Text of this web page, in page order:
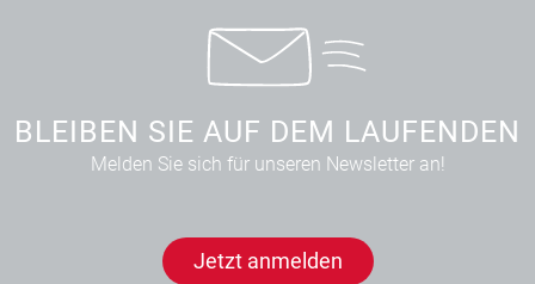
BLEIBEN SIE AUF DEM LAUFENDEN
Melden Sie sich für unseren Newsletter an!
Jetzt anmelden